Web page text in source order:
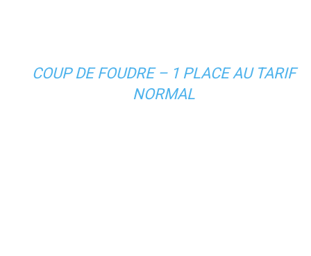
COUP DE FOUDRE – 1 PLACE AU TARIF
NORMAL